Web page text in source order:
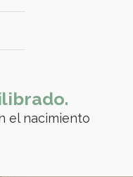
el nacimiento